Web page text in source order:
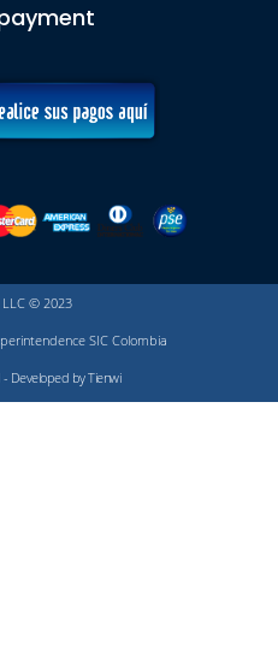
LLC © 2023
SIC Colombia
Developed by Tienwi